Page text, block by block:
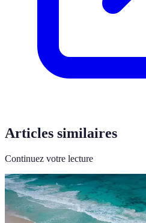
Articles similaires
Continuez votre lecture